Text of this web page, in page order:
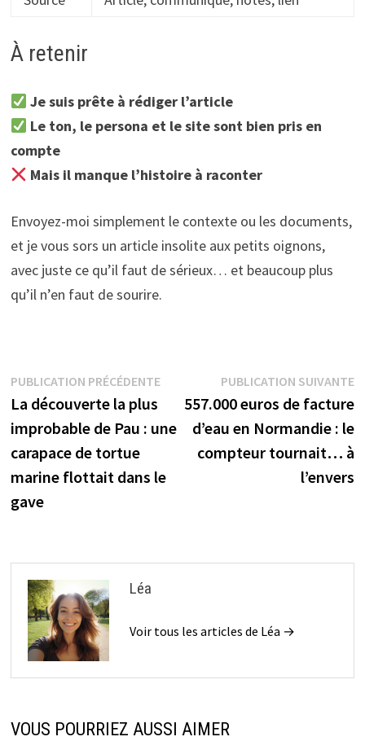
À retenir
Je suis prête à rédiger l’article
Le ton, le persona et le site sont bien pris en
compte
Mais il manque l’histoire à raconter
Envoyez-moi simplement le contexte ou les documents,
et je vous sors un article insolite aux petits oignons,
avec juste ce qu’il faut de sérieux… et beaucoup plus
qu’il n’en faut de sourire.
Navigation
de
l’article
PUBLICATION PRÉCÉDENTEPublication
précédente :
La découverte la plus
improbable de Pau : une
carapace de tortue
marine flottait dans le
gave
PUBLICATION SUIVANTE
557.000 euros de facture
d’eau en Normandie : le
compteur tournait… à
l’envers
Léa
Voir tous les articles de Léa →
VOUS POURRIEZ AUSSI AIMER